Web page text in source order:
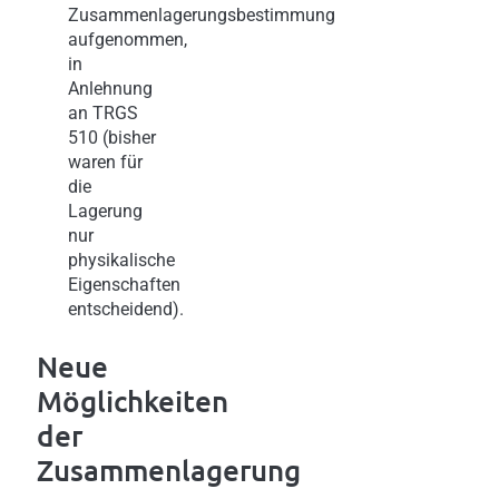
Zusammenlagerungsbestimmung
aufgenommen,
in
Anlehnung
an TRGS
510 (bisher
waren für
die
Lagerung
nur
physikalische
Eigenschaften
entscheidend).
Neue
Möglichkeiten
der
Zusammenlagerung